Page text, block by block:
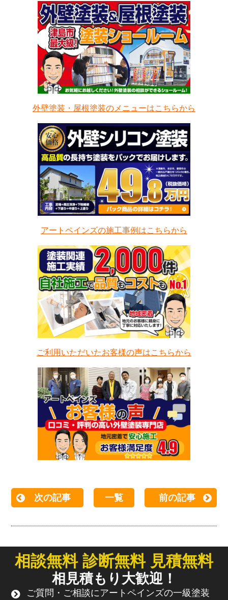
外壁塗装・屋根塗装のメニューはこちらから
アートペインズの施工事例はこちらから
ご利用いただいたお客様の声はこちらから
次の記事 一覧 前の記事
相談無料 診断無料 見積無料
相見積もり大歓迎！
ご質問・ご相談にアートペインズの一級塗装